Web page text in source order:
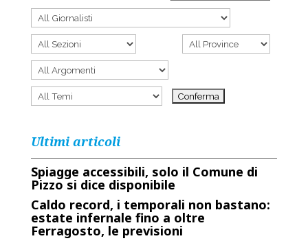
Ultimi articoli
Spiagge accessibili, solo il Comune di
Pizzo si dice disponibile
Caldo record, i temporali non bastano:
estate infernale fino a oltre
Ferragosto, le previsioni